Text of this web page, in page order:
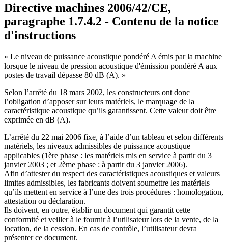
Directive machines 2006/42/CE,
paragraphe 1.7.4.2 - Contenu de la notice
d'instructions
« Le niveau de puissance acoustique pondéré A émis par la machine
lorsque le niveau de pression acoustique d'émission pondéré A aux
postes de travail dépasse 80 dB (A). »
Selon l’arrêté du 18 mars 2002, les constructeurs ont donc
l’obligation d’apposer sur leurs matériels, le marquage de la
caractéristique acoustique qu’ils garantissent. Cette valeur doit être
exprimée en dB (A).
L’arrêté du 22 mai 2006 fixe, à l’aide d’un tableau et selon différents
matériels, les niveaux admissibles de puissance acoustique
applicables (1ère phase : les matériels mis en service à partir du 3
janvier 2003 ; et 2ème phase : à partir du 3 janvier 2006).
Afin d’attester du respect des caractéristiques acoustiques et valeurs
limites admissibles, les fabricants doivent soumettre les matériels
qu’ils mettent en service à l’une des trois procédures : homologation,
attestation ou déclaration.
Ils doivent, en outre, établir un document qui garantit cette
conformité et veiller à le fournir à l’utilisateur lors de la vente, de la
location, de la cession. En cas de contrôle, l’utilisateur devra
présenter ce document.